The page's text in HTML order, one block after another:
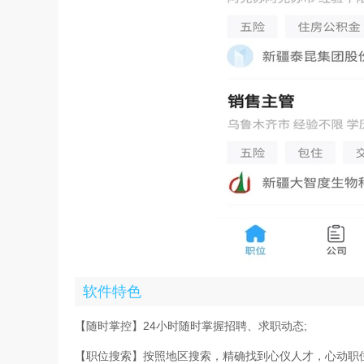
软件特色
【随时掌控】24小时随时掌握招聘、求职动态;
【职位搜索】按照地区搜索，精确找到心仪人才，心动职